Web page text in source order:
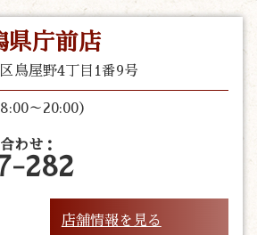
県庁前店
鳥屋野4丁目1番9号
～20:00）
わせ：
282
店舗情報を見る